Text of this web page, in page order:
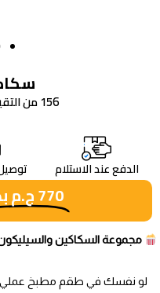
156 من التقييمات
الدفع عند الاستلام
770ج.م
مجموعة السكاكين والسيليكون الدوّارة – ٩ قطع
لو نفسك في طقم مطبخ عملي